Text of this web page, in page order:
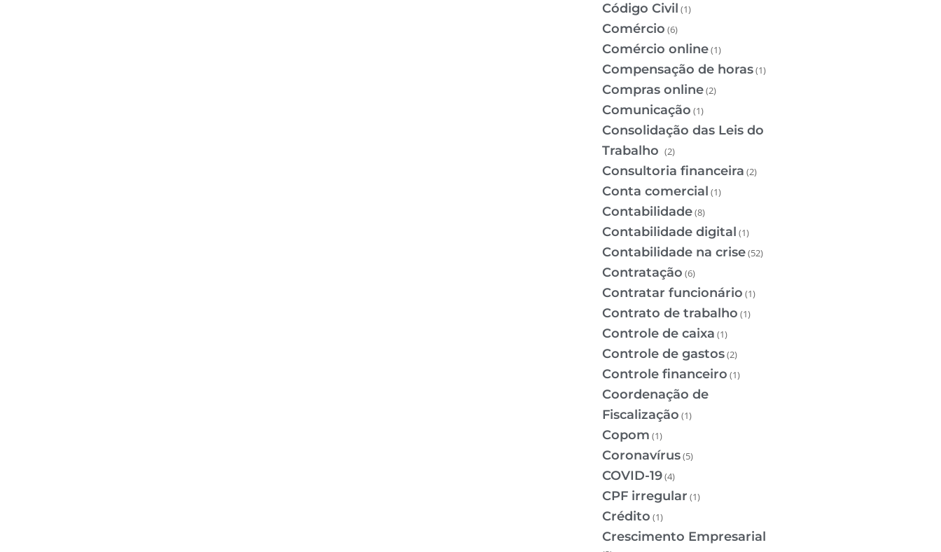
Código Civil (1)
Comércio (6)
Comércio online(1)
Compensação de horas(1)
Compras online(2)
Comunicação (1)
Consolidação das Leis do
Trabalho (2)
Consultoria financeira (2)
Conta comercial (1)
Contabilidade(8)
Contabilidade digital (1)
Contabilidade na crise(52)
Contratação (6)
Contratar funcionário (1)
Contrato de trabalho (1)
Controle de caixa (1)
Controle de gastos(2)
Controle financeiro (1)
Coordenação de
Fiscalização (1)
Copom (1)
Coronavírus(5)
COVID-19(4)
CPF irregular (1)
Crédito (1)
Crescimento Empresarial